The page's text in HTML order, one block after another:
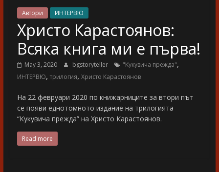
Автори ИНТЕРВЮ
Христо Карастоянов:
Всяка книга ми е първа!
May 3, 2020 bgstoryteller "Кукувича прежда",
ИНТЕРВЮ, трилогия, Христо Карастоянов
На 22 февруари 2020 по книжарниците за втори път
се появи еднотомното издание на трилогията
“Кукувича прежда” на Христо Карастоянов.
Read more